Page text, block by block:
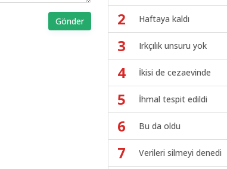
Gönder 2 Haftaya kaldı
3 Irkçılık unsuru yok
4 İkisi de cezaevinde
5 İhmal tespit edildi
6 Bu da oldu
7 Verileri silmeyi denedi